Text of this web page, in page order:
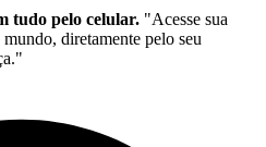
tudo pelo celular. "Acesse sua
diretamente pelo seu